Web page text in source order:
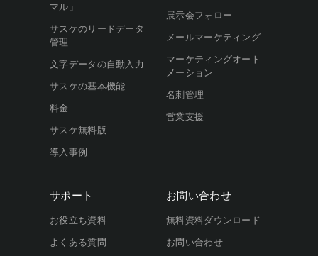
マル」
サスケのリードデータ
管理
文字データの自動入力
サスケの基本機能
料金
サスケ無料版
導入事例
展示会フォロー
メールマーケティング
マーケティングオート
メーション
名刺管理
営業支援
サポート
お役立ち資料
よくある質問
お問い合わせ
無料資料ダウンロード
お問い合わせ